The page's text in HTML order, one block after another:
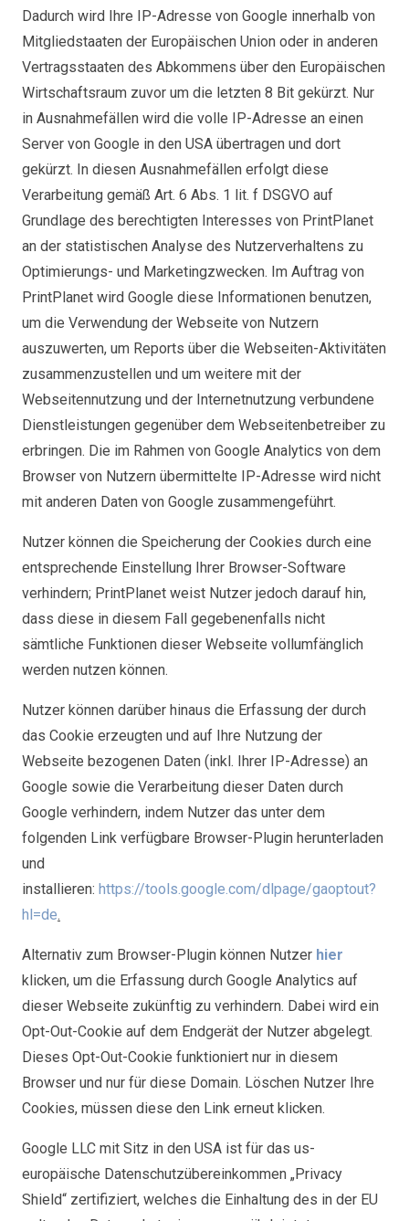
Dadurch wird Ihre IP-Adresse von Google innerhalb von
Mitgliedstaaten der Europäischen Union oder in anderen
Vertragsstaaten des Abkommens über den Europäischen
Wirtschaftsraum zuvor um die letzten 8 Bit gekürzt. Nur
in Ausnahmefällen wird die volle IP-Adresse an einen
Server von Google in den USA übertragen und dort
gekürzt. In diesen Ausnahmefällen erfolgt diese
Verarbeitung gemäß Art. 6 Abs. 1 lit. f DSGVO auf
Grundlage des berechtigten Interesses von PrintPlanet
an der statistischen Analyse des Nutzerverhaltens zu
Optimierungs- und Marketingzwecken. Im Auftrag von
PrintPlanet wird Google diese Informationen benutzen,
um die Verwendung der Webseite von Nutzern
auszuwerten, um Reports über die Webseiten-Aktivitäten
zusammenzustellen und um weitere mit der
Webseitennutzung und der Internetnutzung verbundene
Dienstleistungen gegenüber dem Webseitenbetreiber zu
erbringen. Die im Rahmen von Google Analytics von dem
Browser von Nutzern übermittelte IP-Adresse wird nicht
mit anderen Daten von Google zusammengeführt.
Nutzer können die Speicherung der Cookies durch eine
entsprechende Einstellung Ihrer Browser-Software
verhindern; PrintPlanet weist Nutzer jedoch darauf hin,
dass diese in diesem Fall gegebenenfalls nicht
sämtliche Funktionen dieser Webseite vollumfänglich
werden nutzen können.
Nutzer können darüber hinaus die Erfassung der durch
das Cookie erzeugten und auf Ihre Nutzung der
Webseite bezogenen Daten (inkl. Ihrer IP-Adresse) an
Google sowie die Verarbeitung dieser Daten durch
Google verhindern, indem Nutzer das unter dem
folgenden Link verfügbare Browser-Plugin herunterladen
und
installieren: https://tools.google.com/dlpage/gaoptout?
hl=de.
Alternativ zum Browser-Plugin können Nutzer hier
klicken, um die Erfassung durch Google Analytics auf
dieser Webseite zukünftig zu verhindern. Dabei wird ein
Opt-Out-Cookie auf dem Endgerät der Nutzer abgelegt.
Dieses Opt-Out-Cookie funktioniert nur in diesem
Browser und nur für diese Domain. Löschen Nutzer Ihre
Cookies, müssen diese den Link erneut klicken.
Google LLC mit Sitz in den USA ist für das us-
europäische Datenschutzübereinkommen „Privacy
Shield“ zertifiziert, welches die Einhaltung des in der EU